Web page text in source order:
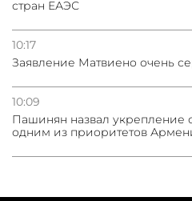
стран ЕАЭС
10:17
Заявление Матвиено очень
10:09
Пашинян назвал укрепление
одним из приоритетов